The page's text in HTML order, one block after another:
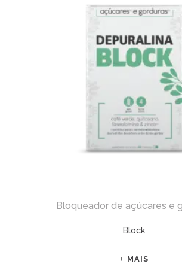
Bloqueador de açúcares e
Block
MAIS